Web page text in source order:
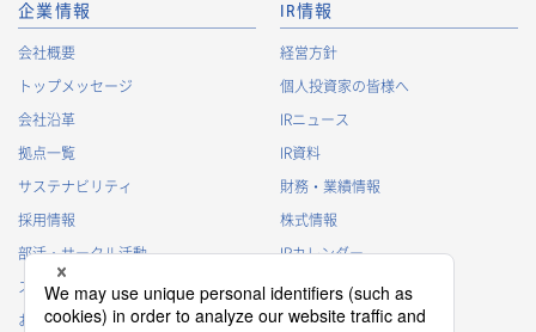
企業情報
会社概要
トップメッセージ
会社沿革
拠点一覧
サステナビリティ
採用情報
部活・サークル活動
スポンサー活動
お問い合わせ
IR情報
経営方針
個人投資家の皆様へ
IRニュース
IR資料
財務・業績情報
株式情報
IRカレンダー
IRに関するよくあるご質問
IRポリシー